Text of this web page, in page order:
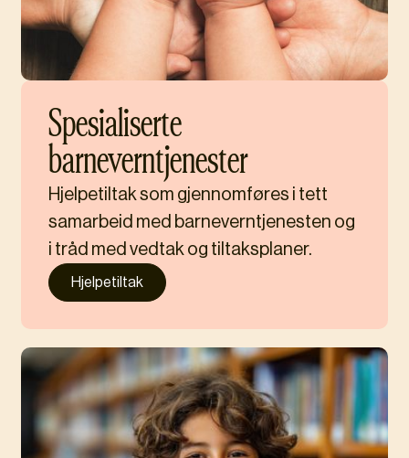
Spesialiserte
barneverntjenester
Hjelpetiltak som gjennomføres i tett
samarbeid med barneverntjenesten og
i tråd med vedtak og tiltaksplaner.
Hjelpetiltak